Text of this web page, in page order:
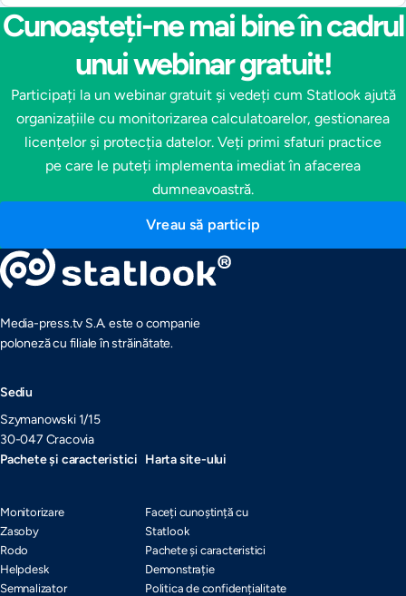
Cunoașteți-ne mai bine în cadrul
unui webinar gratuit!
Participați la un webinar gratuit și vedeți cum Statlook ajută
organizațiile cu monitorizarea calculatoarelor, gestionarea
licențelor și protecția datelor. Veți primi sfaturi practice
pe care le puteți implementa imediat în afacerea
dumneavoastră.
Vreau să particip
Media-press.tv S.A. este o companie
poloneză cu filiale în străinătate.
Sediu
Szymanowski 1/15
30-047 Cracovia
Pachete și caracteristici
Monitorizare
Zasoby
Rodo
Helpdesk
Semnalizator
Harta site-ului
Faceți cunoștință cu
Statlook
Pachete și caracteristici
Demonstrație
Politica de confidențialitate